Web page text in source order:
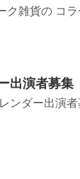
ク雑貨の コ
出演者募集
ンダー出演